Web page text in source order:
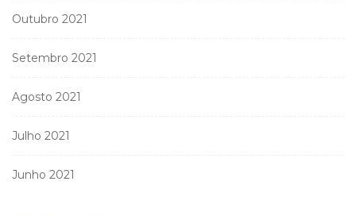
Outubro 2021
Setembro 2021
Agosto 2021
Julho 2021
Junho 2021